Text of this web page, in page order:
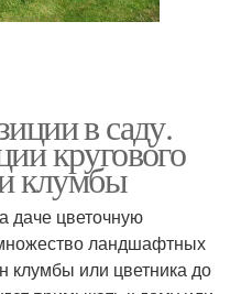
в саду.
кругового
клумбы
даче цветочную
ландшафтных
клумбы или цветника до